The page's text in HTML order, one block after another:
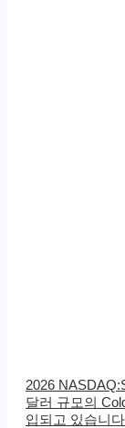
2026
달러 규모의
입되고 있습니